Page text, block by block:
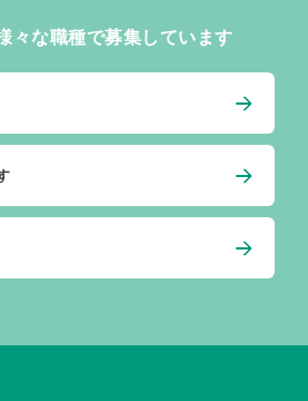
々な職種で募集しています